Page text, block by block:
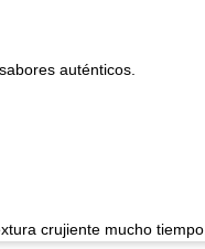
auténticos.
crujiente mucho tiempo.